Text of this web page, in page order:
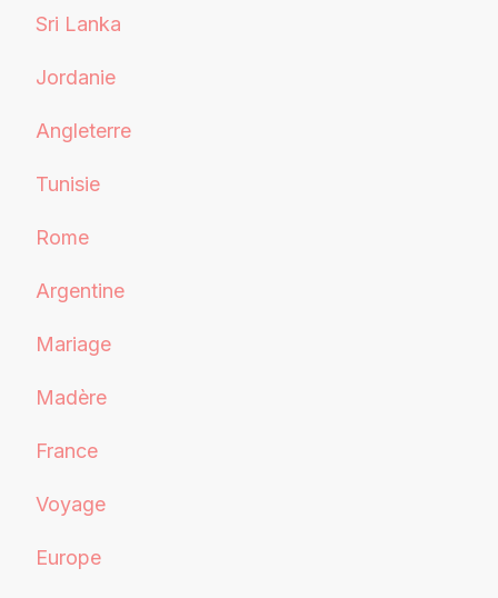
Sri Lanka
Jordanie
Angleterre
Tunisie
Rome
Argentine
Mariage
Madère
France
Voyage
Europe